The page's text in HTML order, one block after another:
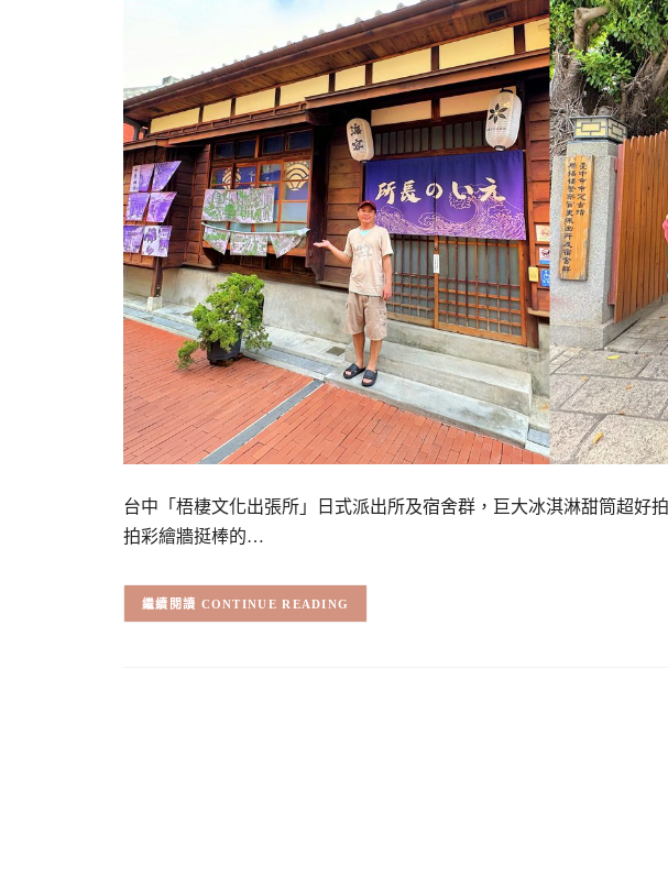
台中「梧棲文化出張所」日式派出所及宿舍群，巨大冰淇淋甜筒超好
拍彩繪牆挺棒的…
CONTINUE READING